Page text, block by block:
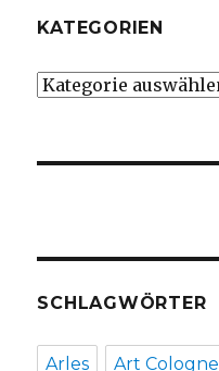
KATEGORIEN
Kategorien
SCHLAGWÖRTER
Arles Art Cologne